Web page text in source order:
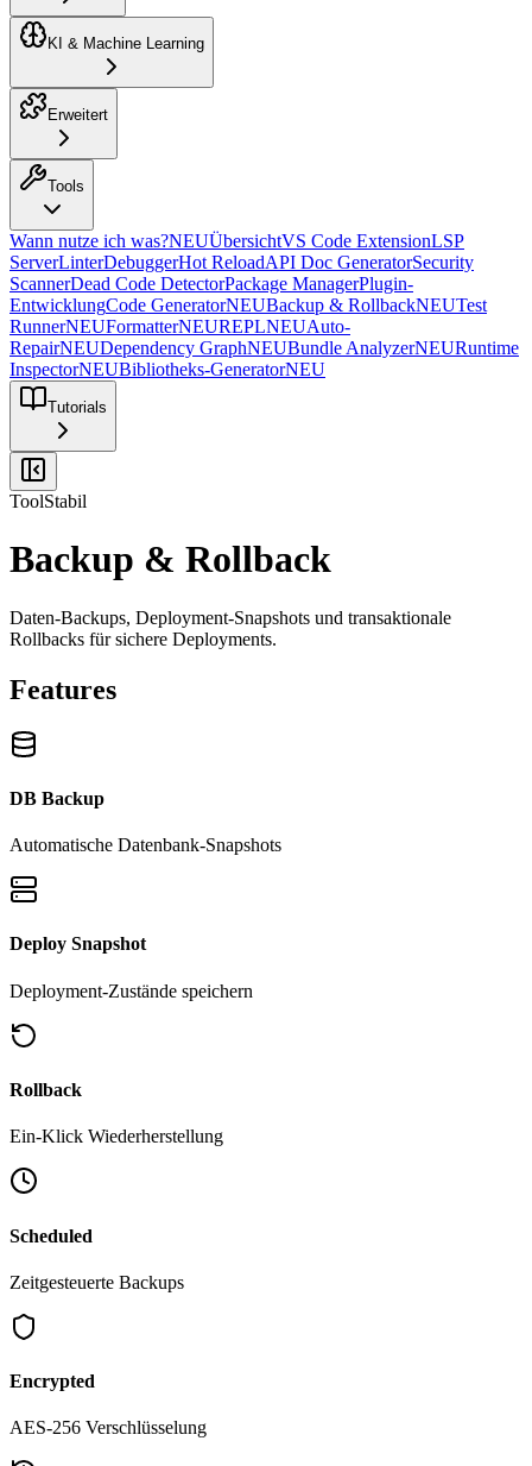
KI & Machine Learning
Erweitert
Tools
Wann nutze ich was?NEUÜbersichtVS Code ExtensionLSP
ServerLinterDebuggerHot ReloadAPI Doc GeneratorSecurity
ScannerDead Code DetectorPackage ManagerPlugin-
EntwicklungCode GeneratorNEUBackup & RollbackNEUTest
RunnerNEUFormatterNEUREPLNEUAuto-
RepairNEUDependency GraphNEUBundle AnalyzerNEURuntime
InspectorNEUBibliotheks-GeneratorNEU
Tutorials
ToolStabil
Backup & Rollback
Daten-Backups, Deployment-Snapshots und transaktionale
Rollbacks für sichere Deployments.
Features
DB Backup
Automatische Datenbank-Snapshots
Deploy Snapshot
Deployment-Zustände speichern
Rollback
Ein-Klick Wiederherstellung
Scheduled
Zeitgesteuerte Backups
Encrypted
AES-256 Verschlüsselung